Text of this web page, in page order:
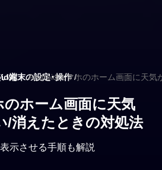
方
端末の設定・操作
Androidスマホのホーム画面に天
ホーム画面に天気
/消えたときの対処法
示させる手順も解説